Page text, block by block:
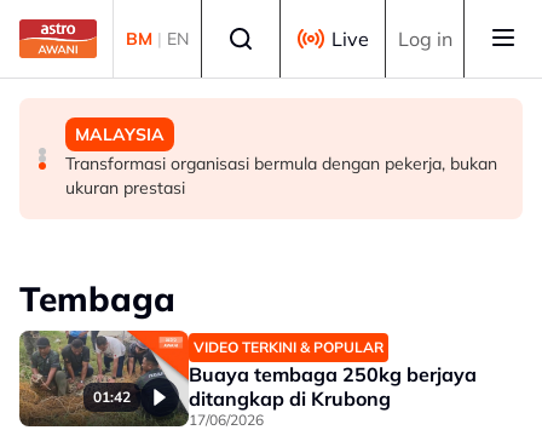
Skip to main content
BM | EN Live Log in
MALAYSIA
Takut bersuara boleh jejas usaha banteras rasuah -
Syed Ahmad Idid
DUNIA
Lapan negara kecam serangan Israel terhadap
kemudahan kesihatan, infrastruktur awam di Gaza
MALAYSIA
Transformasi organisasi bermula dengan pekerja, bukan
ukuran prestasi
Tembaga
01:42
VIDEO TERKINI & POPULAR
Buaya tembaga 250kg berjaya
ditangkap di Krubong
17/06/2026